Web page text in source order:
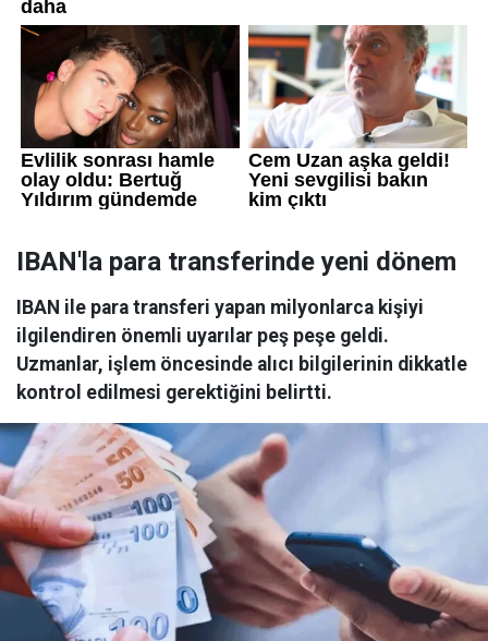
IBAN'la para transferinde yeni dönem
IBAN ile para transferi yapan milyonlarca kişiyi
ilgilendiren önemli uyarılar peş peşe geldi.
Uzmanlar, işlem öncesinde alıcı bilgilerinin dikkatle
kontrol edilmesi gerektiğini belirtti.